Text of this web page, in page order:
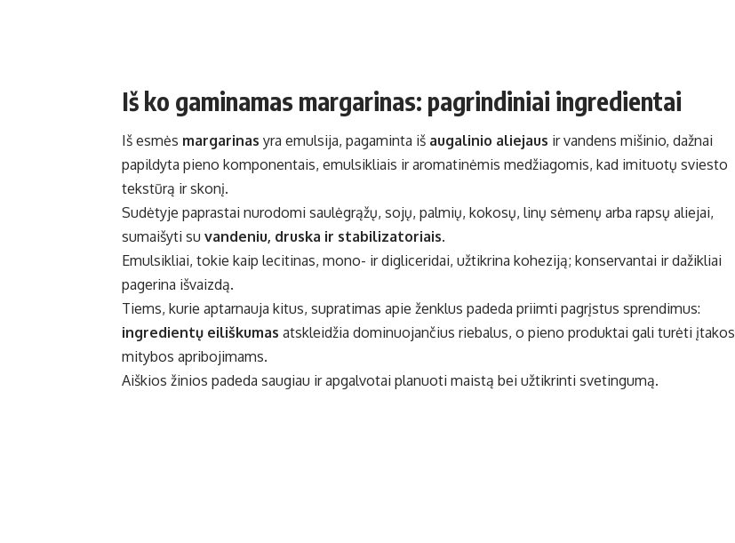
Iš ko gaminamas margarinas: pagrindiniai ingredientai
Iš esmės margarinas yra emulsija, pagaminta iš augalinio aliejaus ir vandens mišinio, dažnai
papildyta pieno komponentais, emulsikliais ir aromatinėmis medžiagomis, kad imituotų sviesto
tekstūrą ir skonį.
Sudėtyje paprastai nurodomi saulėgrąžų, sojų, palmių, kokosų, linų sėmenų arba rapsų aliejai,
sumaišyti su vandeniu, druska ir stabilizatoriais.
Emulsikliai, tokie kaip lecitinas, mono- ir digliceridai, užtikrina koheziją; konservantai ir dažikliai
pagerina išvaizdą.
Tiems, kurie aptarnauja kitus, supratimas apie ženklus padeda priimti pagrįstus sprendimus:
ingredientų eiliškumas atskleidžia dominuojančius riebalus, o pieno produktai gali turėti įtakos
mitybos apribojimams.
Aiškios žinios padeda saugiau ir apgalvotai planuoti maistą bei užtikrinti svetingumą.